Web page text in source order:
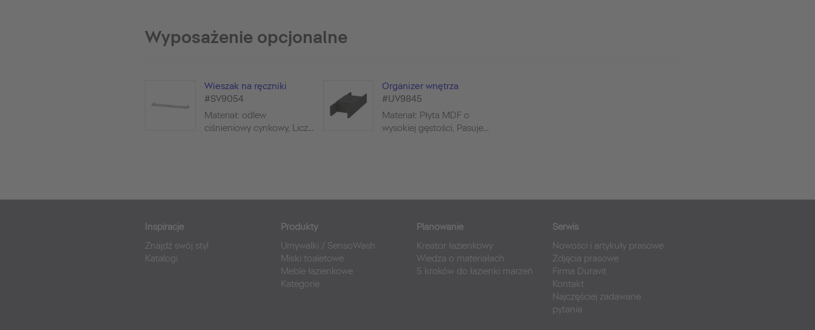
Wyposażenie opcjonalne
Wieszak na ręczniki
#SV9054
Materiał: odlew
ciśnieniowy cynkowy, Licz...
Organizer wnętrza
#UV9845
Materiał: Płyta MDF o
wysokiej gęstości, Pasuje...
Inspiracje
Znajdź swój styl
Katalogi
Produkty
Umywalki / SensoWash
Miski toaletowe
Meble łazienkowe
Kategorie
Planowanie
Kreator łazienkowy
Wiedza o materiałach
5 kroków do łazienki marzeń
Serwis
Nowości i artykuły prasowe
Zdjęcia prasowe
Firma Duravit
Kontakt
Najczęściej zadawane
pytania